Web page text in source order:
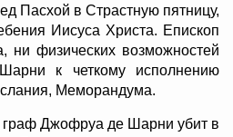
Пасхой в Страстную пятницу,
Иисуса Христа. Епископ
ни физических возможностей
к четкому исполнению
Меморандума.
граф Джофруа де Шарни убит в